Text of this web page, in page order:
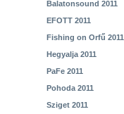
Balatonsound 2011
EFOTT 2011
Fishing on Orfű 2011
Hegyalja 2011
PaFe 2011
Pohoda 2011
Sziget 2011